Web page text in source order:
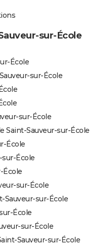
sur-École
École
sur-École
sur-École
Saint-Sauveur-sur-École
École
sur-École
École
sur-École
Sauveur-sur-École
École
sur-École
Sauveur-sur-École